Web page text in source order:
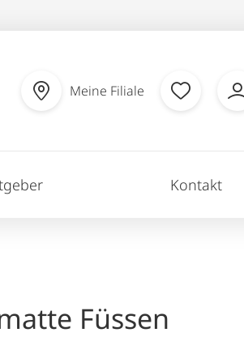
Meine Filiale
Kontakt
Füssen